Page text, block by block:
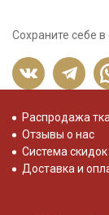
Сохраните себе в
Распродажа
Отзывы о нас
Система скидок
Доставка и